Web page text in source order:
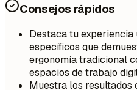
Consejos rápidos
Destaca tu
específicos que
ergonomía tradicional
espacios de trabajo
Muestra los resultados